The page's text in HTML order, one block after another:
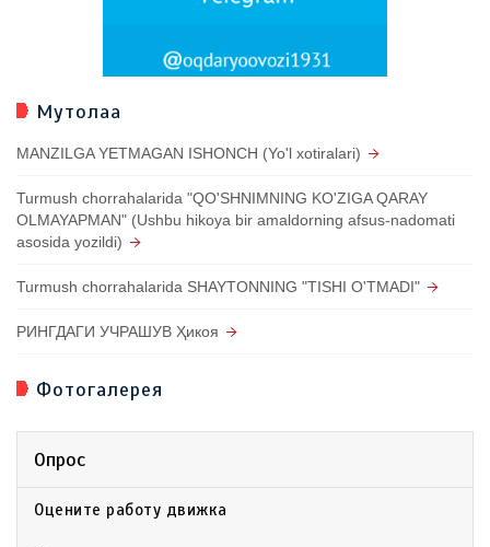
Мутолаа
MANZILGA YETMAGAN ISHONCH (Yo'l xotiralari)
Turmush chorrahalarida "QO'SHNIMNING KO'ZIGA QARAY
OLMAYAPMAN" (Ushbu hikoya bir amaldorning afsus-nadomati
asosida yozildi)
Turmush chorrahalarida SHAYTONNING "TISHI O'TMADI"
РИНГДАГИ УЧРАШУВ Ҳикоя
Фотогалерея
Опрос
Оцените работу движка